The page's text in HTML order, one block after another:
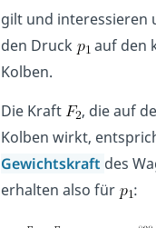
gilt und interessieren
den Druck
auf den
Kolben.
Die Kraft
, die auf
Kolben wirkt,
Gewichtskraft des
erhalten also für
: